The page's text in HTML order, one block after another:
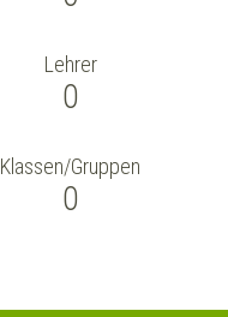
Lehrer
0
Klassen/Gruppen
0